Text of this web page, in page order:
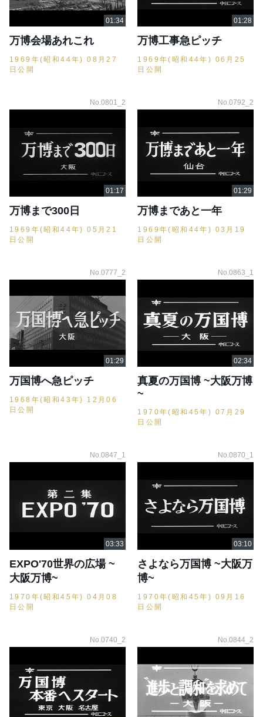
万博会場あれこれ
1969年(昭和44年) 08月27
日公開
万博工事急ピッチ
1969年(昭和44年) 06月25
日公開
No.0801_2
万博まで300日
1969年(昭和44年) 05月21
日公開
No.0792_2
万博まであと一年
1969年(昭和44年) 03月19
日公開
No.0777_2
万国博へ急ピッチ
1968年(昭和43年) 12月06
日公開
No.0863_1
真夏の万国博 ~大阪万博
~
1970年(昭和45年) 07月29
日公開
No.0847_1
EXPO'70世界の広場 ~
大阪万博~
1970年(昭和45年) 04月08
日公開
No.0870_1
さよなら万国博 ~大阪万
博~
1970年(昭和45年) 09月16
日公開
No.0740_2 No.0844_2